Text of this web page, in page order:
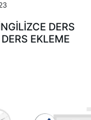
DERS
EKLEME